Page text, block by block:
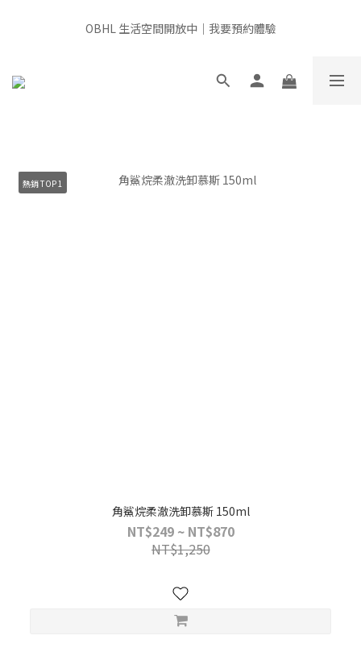
OBHL 生活空間開放中｜我要預約體驗
📍非經由官方或授權通路販售，產品來源無法確認，請審慎選購，
熱銷 TOP 1
角鯊烷柔澈洗卸慕斯 150ml
NT$249 ~ NT$870
NT$1,250